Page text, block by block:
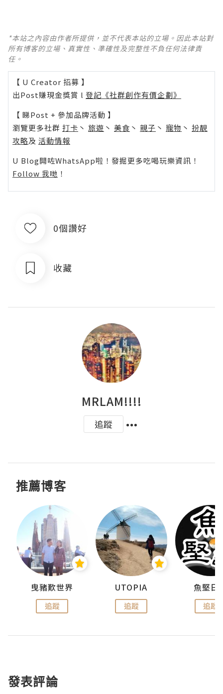
*本站之內容由作者所提供，並不代表本站的立場。因此本站對
所有博客的立場、真實性、準確性及完整性不負任何法律責
任。
【 U Creator 招募 】
出Post賺現金獎賞 l 登記《社群創作有價企劃》
【 睇Post + 參加品牌活動 】
瀏覽更多社群 打卡 丶 旅遊 丶 美食 丶 親子 丶 寵物 丶 扮靚
攻略及 活動情報
U Blog開咗WhatsApp啦！發掘更多吃喝玩樂資訊！
Follow 我哋 ！
0個讚好
收藏
MRLAM!!!!
追蹤
推薦博客
曳豬歎世界
追蹤
UTOPIA
追蹤
魚堅日
追蹤
發表評論